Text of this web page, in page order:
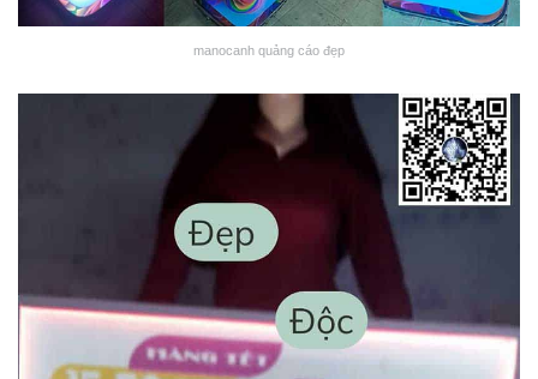
manocanh quảng cáo đẹp